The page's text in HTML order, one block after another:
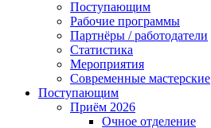
Поступающим
Рабочие программы
Партнёры / работодатели
Статистика
Мероприятия
Современные мастерские
Поступающим
Приём 2026
Очное отделение